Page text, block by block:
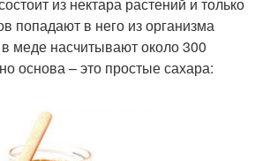
попадают в него из организма
меде насчитывают около 300
основа – это простые сахара: